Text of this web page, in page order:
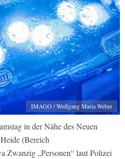
IMAGO / Wolfgang Maria Weber
in der Nähe des Neuen
(Bereich
Zwanzig „Personen“ laut Polizei